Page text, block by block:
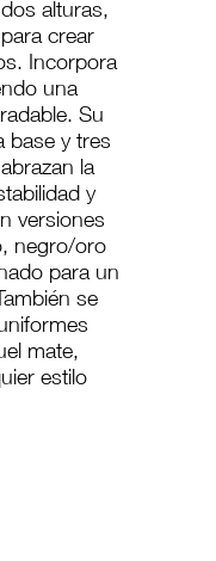
alturas,
crear
Incorpora
una
Su
base y tres
la
y
versiones
negro/oro
para un
se
mate,
estilo